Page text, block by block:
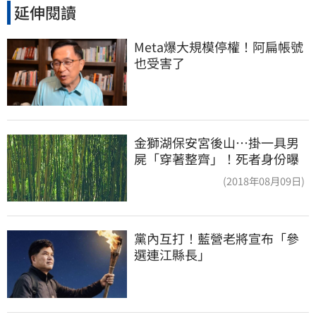
延伸閱讀
Meta爆大規模停權！阿扁帳號
也受害了
金獅湖保安宮後山…掛一具男
屍「穿著整齊」！死者身份曝
(2018年08月09日)
黨內互打！藍營老將宣布「參
選連江縣長」